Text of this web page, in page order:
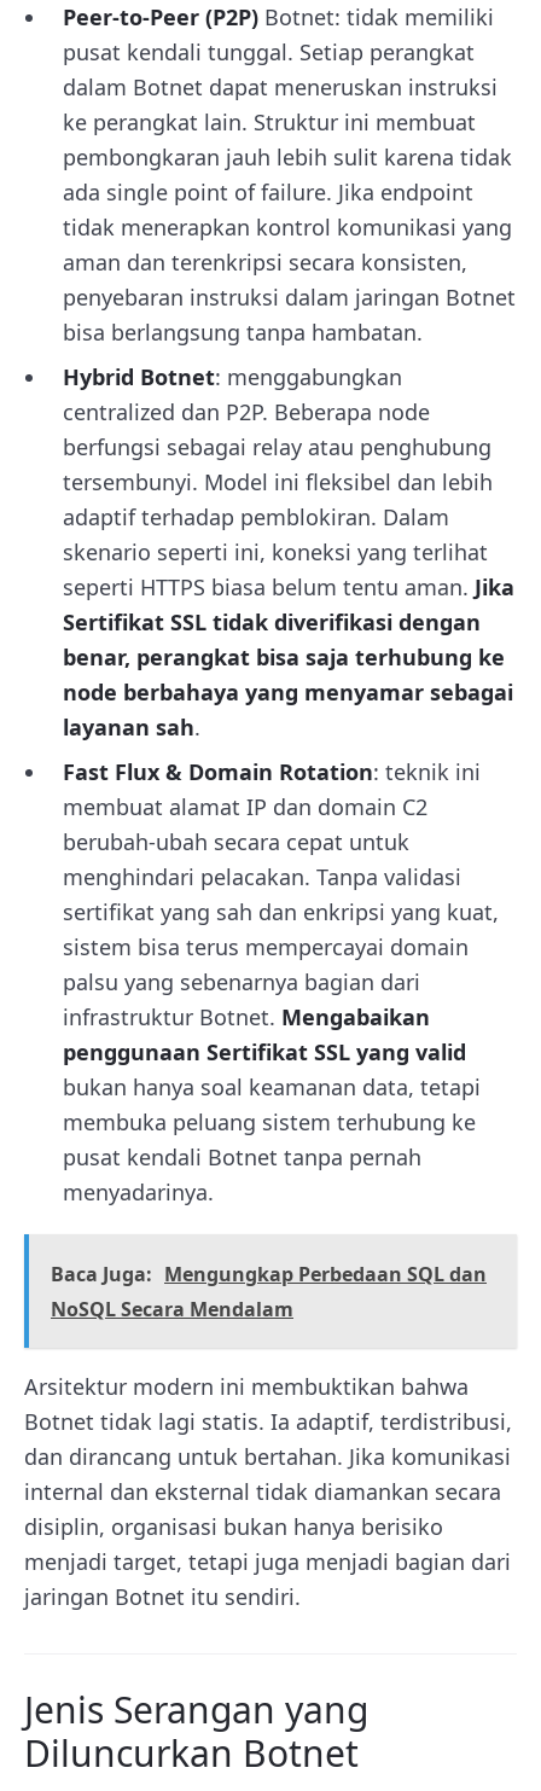
Peer-to-Peer (P2P) Botnet: tidak memiliki
pusat kendali tunggal. Setiap perangkat
dalam Botnet dapat meneruskan instruksi
ke perangkat lain. Struktur ini membuat
pembongkaran jauh lebih sulit karena tidak
ada single point of failure. Jika endpoint
tidak menerapkan kontrol komunikasi yang
aman dan terenkripsi secara konsisten,
penyebaran instruksi dalam jaringan Botnet
bisa berlangsung tanpa hambatan.
Hybrid Botnet: menggabungkan
centralized dan P2P. Beberapa node
berfungsi sebagai relay atau penghubung
tersembunyi. Model ini fleksibel dan lebih
adaptif terhadap pemblokiran. Dalam
skenario seperti ini, koneksi yang terlihat
seperti HTTPS biasa belum tentu aman. Jika
Sertifikat SSL tidak diverifikasi dengan
benar, perangkat bisa saja terhubung ke
node berbahaya yang menyamar sebagai
layanan sah.
Fast Flux & Domain Rotation: teknik ini
membuat alamat IP dan domain C2
berubah-ubah secara cepat untuk
menghindari pelacakan. Tanpa validasi
sertifikat yang sah dan enkripsi yang kuat,
sistem bisa terus mempercayai domain
palsu yang sebenarnya bagian dari
infrastruktur Botnet. Mengabaikan
penggunaan Sertifikat SSL yang valid
bukan hanya soal keamanan data, tetapi
membuka peluang sistem terhubung ke
pusat kendali Botnet tanpa pernah
menyadarinya.
Baca Juga: Mengungkap Perbedaan SQL dan
NoSQL Secara Mendalam
Arsitektur modern ini membuktikan bahwa
Botnet tidak lagi statis. Ia adaptif, terdistribusi,
dan dirancang untuk bertahan. Jika komunikasi
internal dan eksternal tidak diamankan secara
disiplin, organisasi bukan hanya berisiko
menjadi target, tetapi juga menjadi bagian dari
jaringan Botnet itu sendiri.
Jenis Serangan yang
Diluncurkan Botnet